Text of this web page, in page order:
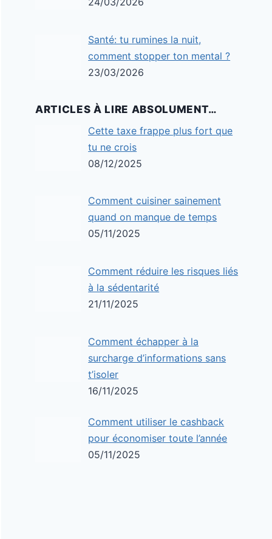
Santé: tu rumines la nuit,
comment stopper ton mental ?
23/03/2026
ARTICLES À LIRE ABSOLUMENT…
Cette taxe frappe plus fort que
tu ne crois
08/12/2025
Comment cuisiner sainement
quand on manque de temps
05/11/2025
Comment réduire les risques liés
à la sédentarité
21/11/2025
Comment échapper à la
surcharge d’informations sans
t’isoler
16/11/2025
Comment utiliser le cashback
pour économiser toute l’année
05/11/2025